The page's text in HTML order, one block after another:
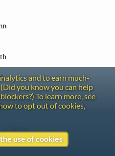
--
and to earn much-
you know you can help
To learn more, see
to opt out of cookies,
use of cookies